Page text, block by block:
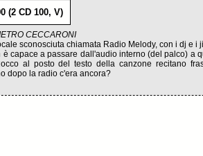
(2 CD 100, V)
CECCARONI
sconosciuta chiamata Radio Melody, con i dj
capace a passare dall'audio interno (del palco)
al posto del testo della canzone recitano
dopo la radio c'era ancora?